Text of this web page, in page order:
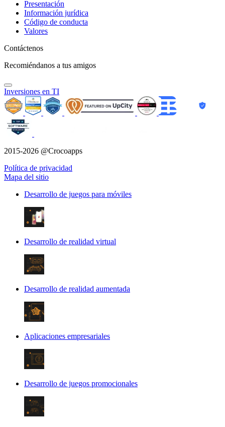
Presentación
Información jurídica
Código de conducta
Valores
Contáctenos
Recomiéndanos a tus amigos
Inversiones en TI
2015-2026 @Crocoapps
Política de privacidad
Mapa del sitio
Desarrollo de juegos para móviles
Desarrollo de realidad virtual
Desarrollo de realidad aumentada
Aplicaciones empresariales
Desarrollo de juegos promocionales